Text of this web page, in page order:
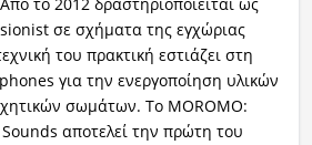
το 2012 δραστηριοποιείται ως
σε σχήματα της εγχώριας
του πρακτική εστιάζει στη
για την ενεργοποίηση υλικών
σωμάτων. Το MOROMO:
αποτελεί την πρώτη του